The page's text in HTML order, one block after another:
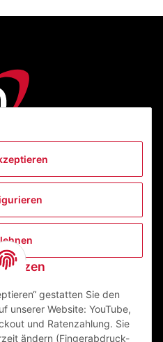
nutzen
gestatten Sie den
unserer Website: YouTube,
und Ratenzahlung. Sie
ändern (Fingerabdruck-
GmbH